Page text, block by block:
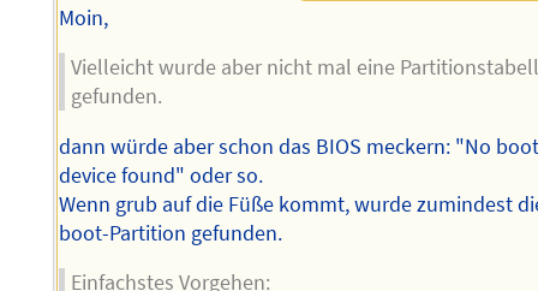
Moin,
Vielleicht wurde aber nicht mal eine
gefunden.
dann würde aber schon das BIOS meckern: "No
device found" oder so.
Wenn grub auf die Füße kommt, wurde zumindest
boot-Partition gefunden.
Einfachstes Vorgehen: